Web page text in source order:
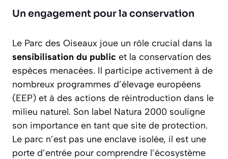
Un engagement pour la conservation
Le Parc des Oiseaux joue un rôle crucial dans la
sensibilisation du public et la conservation des
espèces menacées. Il participe activement à de
nombreux programmes d’élevage européens
(EEP) et à des actions de réintroduction dans le
milieu naturel. Son label Natura 2000 souligne
son importance en tant que site de protection.
Le parc n’est pas une enclave isolée, il est une
porte d’entrée pour comprendre l’écosystème